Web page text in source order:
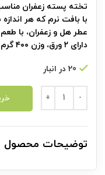
تخته پسته زعفران
با بافت نرم که هر
عطر هل و زعفران، با
دارای ۲ ورق، وزن ۴۰۰ گرم
20 در انبار
تخته پسته زعفرانی (۴۰۰ گرم) عدد
توضیحات محصول